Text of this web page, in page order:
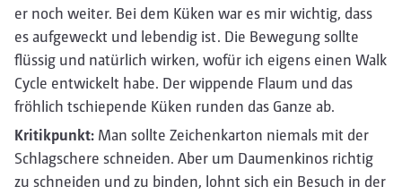
er noch weiter. Bei dem Küken war es mir wichtig, dass
es aufgeweckt und lebendig ist. Die Bewegung sollte
flüssig und natürlich wirken, wofür ich eigens einen Walk
Cycle entwickelt habe. Der wippende Flaum und das
fröhlich tschiepende Küken runden das Ganze ab.
Kritikpunkt: Man sollte Zeichenkarton niemals mit der
Schlagschere schneiden. Aber um Daumenkinos richtig
zu schneiden und zu binden, lohnt sich ein Besuch in der